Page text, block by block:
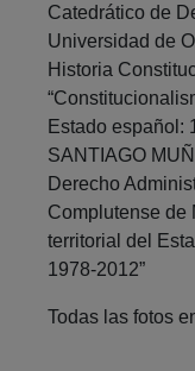
Catedrático de
Universidad de
Historia
Estado español:
SANTIAGO
Derecho
Complutense de
territorial del
1978-2012”
Todas las fotos